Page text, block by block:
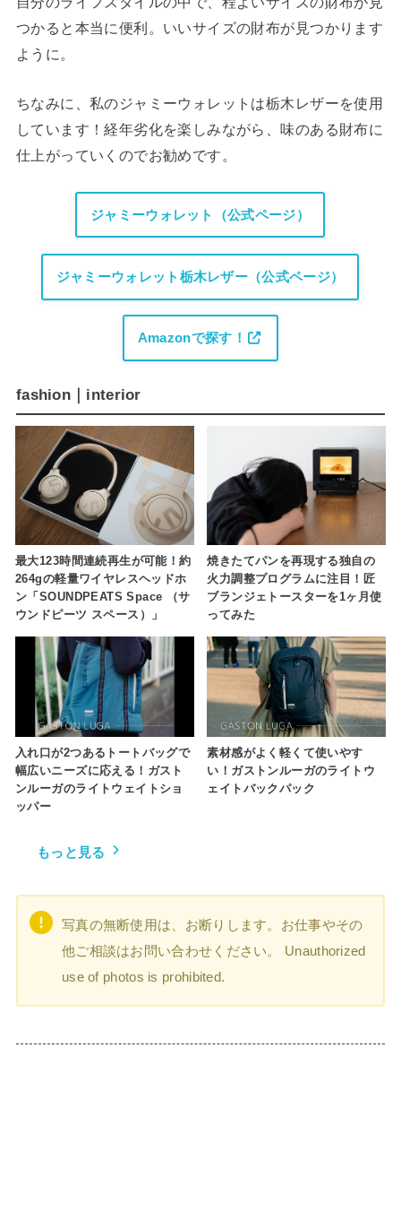
つかると本当に便利。いいサイズの財布が見つかります
ように。
ちなみに、私のジャミーウォレットは栃木レザーを使用
しています！経年劣化を楽しみながら、味のある財布に
仕上がっていくのでお勧めです。
ジャミーウォレット（公式ページ）
ジャミーウォレット栃木レザー（公式ページ）
Amazonで探す！
fashion｜interior
最大123時間連続再生が可能！約
264gの軽量ワイヤレスヘッドホ
ン「SOUNDPEATS Space （サ
ウンドピーツ スペース）」
焼きたてパンを再現する独自の
火力調整プログラムに注目！匠
ブランジェトースターを1ヶ月使
ってみた
入れ口が2つあるトートバッグで
幅広いニーズに応える！ガスト
ンルーガのライトウェイトショ
ッパー
素材感がよく軽くて使いやす
い！ガストンルーガのライトウ
ェイトバックパック
もっと見る
写真の無断使用は、お断りします。お仕事やその
他ご相談はお問い合わせください。 Unauthorized
use of photos is prohibited.